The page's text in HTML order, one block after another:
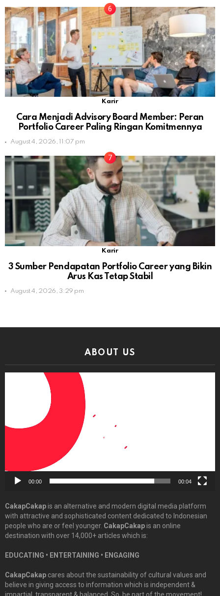
Karir
Cara Menjadi Advisory Board Member: Peran
Portfolio Career Paling Ringan Komitmennya
August 4, 2026, 11:07 pm
Karir
3 Sumber Pendapatan Portfolio Career yang Bikin
Arus Kas Tetap Stabil
August 4, 2026, 3:29 pm
ABOUT US
00:00 00:04
CakapCakapis an alternative and modern digital media platform
with attractive and sophisticated content dedicated to Indonesian
people who are or feel younger. CakapCakapis an online
destination with over 14,000+ articles which is:
EDUCATING • ENTERTAINING • ENGAGING
CakapCakap cares about the sustainability of cultural values and
believe in giving access to information which is independent &
impartial, transparent & balanced. So, be part of the movement!